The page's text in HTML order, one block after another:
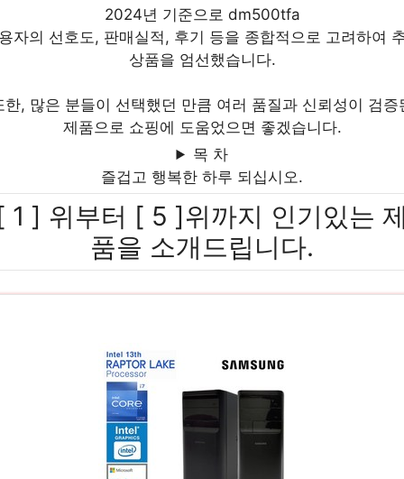
2024년 기준으로 dm500tfa
자의 선호도, 판매실적, 후기 등을 종합적으로 고려하여
상품을 엄선했습니다.
한, 많은 분들이 선택했던 만큼 여러 품질과 신뢰성이 검증
제품으로 쇼핑에 도움었으면 좋겠습니다.
목 차
즐겁고 행복한 하루 되십시오.
1 ] 위부터 [ 5 ]위까지 인기있는
품을 소개드립니다.